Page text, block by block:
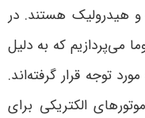
و هیدرولیک هستند. در
می‌پردازیم که به دلیل
توجه قرار گرفته‌اند.
الکتریکی برای